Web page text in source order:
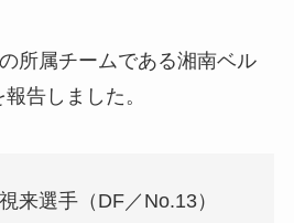
所属チームである湘南ベル
告しました。
来選手（DF／No.13）